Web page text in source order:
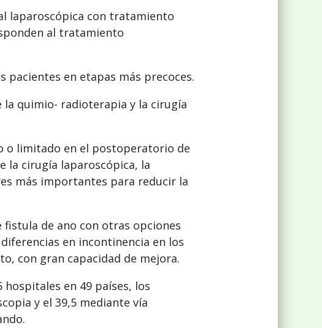
laparoscópica con tratamiento
al tratamiento
pacientes en etapas más precoces.
la quimio- radioterapia y la cirugía
o limitado en el postoperatorio de
la cirugía laparoscópica, la
más importantes para reducir la
fistula de ano con otras opciones
en incontinencia en los
con gran capacidad de mejora.
hospitales en 49 países, los
y el 39,5 mediante vía